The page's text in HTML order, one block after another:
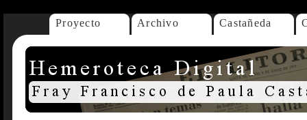
Proyecto Archivo Castañeda